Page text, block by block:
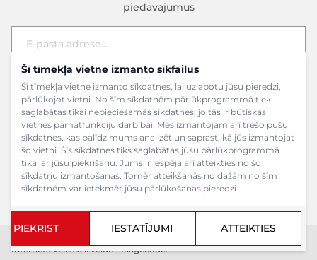
Šī tīmekļa vietne izmanto sīkfailus
Šī tīmekļa vietne izmanto sīkdatnes, lai uzlabotu jūsu pieredzi,
pārlūkojot vietni. No šīm sīkdatnēm pārlūkprogrammā tiek
saglabātas tikai nepieciešamās sīkdatnes, jo tās ir būtiskas
vietnes pamatfunkciju darbībai. Mēs izmantojam arī trešo pušu
sīkdatnes, kas palīdz mums analizēt un saprast, kā jūs izmantojat
šo vietni. Šīs sīkdatnes tiks saglabātas jūsu pārlūkprogrammā
tikai ar jūsu piekrišanu. Jums ir iespēja arī atteikties no šo
sīkdatņu izmantošanas. Tomēr atteikšanās no dažām no šīm
sīkdatnēm var ietekmēt jūsu pārlūkošanas pieredzi.
PIEKRIST IESTATĪJUMI ATTEIKTIES
piedāvājumus
E-pasta adrese
Pieteikties
Interneta veikala izveide - Magecode.